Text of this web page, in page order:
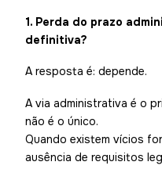
1. Perda do prazo
definitiva?
A resposta é: depende.
A via administrativa é o
não é o único.
Quando existem vícios
ausência de requisitos